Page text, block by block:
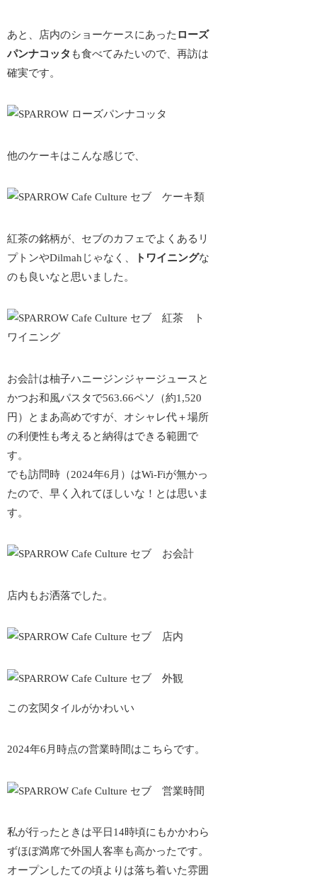
あと、店内のショーケースにあった ローズ
パンナコッタ も食べてみたいので、再訪は
確実です。
他のケーキはこんな感じで、
紅茶の銘柄が、セブのカフェでよくあるリ
プトンやDilmahじゃなく、
トワイニングな
のも良いなと思いました。
お会計は柚子ハニージンジャージュースと
かつお和風パスタで563.66ペソ（約1,520
円）と まあ高めですが、 オシャレ代＋場所
の利便性も考えると納得はできる範囲で
す。
でも訪問時（2024年6月）はWi-Fiが無かっ
たので、早く入れてほしいな！とは思いま
す。
店内もお洒落でした。
この玄関タイルがかわいい
2024年6月時点の営業時間はこちらです。
私が行ったときは平日14時頃にもかかわら
ずほぼ満席で外国人客率も高かったです。
オープンしたての頃よりは落ち着いた雰囲